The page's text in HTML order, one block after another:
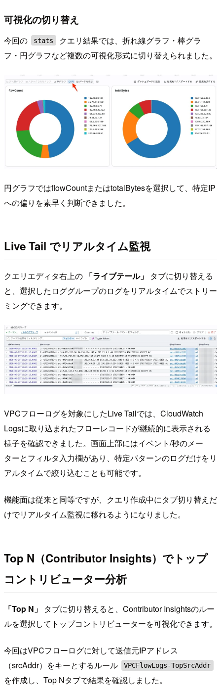
可視化の切り替え
今回の stats
クエリ結果では、折れ線グラフ・棒グラ
フ・円グラフなど複数の可視化形式に切り替えられました。
円グラフではflowCountまたはtotalBytesを選択して、特定IP
への偏りを素早く判断できました。
Live Tail でリアルタイム監視
クエリエディタ右上の 「ライブテール」
タブに切り替える
と、選択したロググループのログをリアルタイムでストリー
ミングできます。
VPCフローログを対象にしたLive Tailでは、CloudWatch
Logsに取り込まれたフローレコードが継続的に表示される
様子を確認できました。画面上部にはイベント/秒のメー
ターとフィルタ入力欄があり、特定パターンのログだけをリ
アルタイムで絞り込むことも可能です。
機能面は従来と同等ですが、クエリ作成中にタブ切り替えだ
けでリアルタイム監視に移れるようになりました。
Top N（Contributor Insights）でトップ
コントリビューター分析
「Top N」
タブに切り替えると、Contributor Insightsのルー
ルを選択してトップコントリビューターを可視化できます。
今回はVPCフローログに対して送信元IPアドレス
（srcAddr）をキーとするルール
VPCFlowLogs-TopSrcAddr
を作成し、Top Nタブで結果を確認しました。